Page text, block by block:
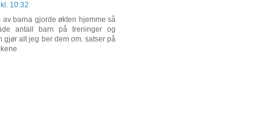
10:32
barna gjorde økten hjemme så
antall barn på treninger og
gjør alt jeg ber dem om. satser på